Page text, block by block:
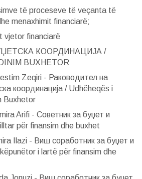
të proceseve të veçanta të
menaxhimit financiarë;
vjetor financiarë
КООРДИНАЦИЈА /
BUXHETOR
Zeqiri - Раководител на
координација / Udhëheqës i
Buxhetor
Arifi - Советник за буџет и
për finansim dhe buxhet
Ilazi - Виш соработник за буџет и
i lartë për finansim dhe